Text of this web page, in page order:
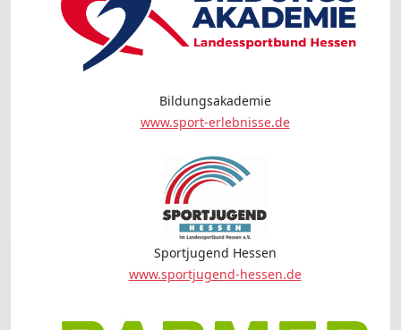
Bildungsakademie
www.sport-erlebnisse.de
Sportjugend Hessen
www.sportjugend-hessen.de